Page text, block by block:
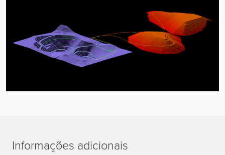
Informações adicionais